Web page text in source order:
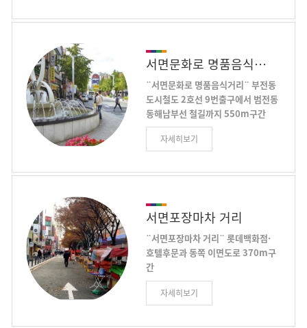
장했다. 특히 서면쪽의 분수대는 한쪽
전시나 공연을 할 수 있는 광장형 휴
식공간으로 바꾸어 시민들의 휴식과
편의를 겸한 복합문화예술공간으로
거듭나고 있다.
쉽게 만날 수가 있어 이국적인 분위기
결한 후 양국간의 우호 증진을 위해
상해시에는 ‘부산거리’를 부산시에는
‘상해거리’를 조성키로 합의하게 되었
다. 교류 기념으로 중국에서 제작해
세운 상해거리의 상징, 상해문에는 용
문양과 십이간지, 그리고 상해시를 상
징하는 꽃 난초가 새겨져 있어그 의미
분위기는 영화에서도 찾아볼 수 있다.
15년 간 먹은 유일한 음식인 군만두를
찾아 다니는 장면 등이 이곳에서 촬영
된 것이다. 지난 2004년 부터는 매년
이웃나라 중국의 풍물을 엿볼 수 있는
상해거리 축제를 성대히 개최하고 있
다
서면문화로 명품음식거리
¨서면문화로 명품음식거리¨ 부전동
도시철도 2호선 9번출구에서 범전동
동해남부선 철길까지 550m구간
서면 대표번화가인 부전동 도시철도
2호선 9번출구에서 범전동 동해남부
흐르는 문화와 예술테마거리를 조성
서면문화로에는 1967년에 개점한 노
포(老鋪)인 영광도서와 소민아트센터
등 서면의 문화예술 향연을 맘끽할 수
있는 곳이다 또한 이곳에는 부산을 대
표하는 생선횟집 10여곳과 50년이상
된 한우고기의 맛과 역사를 자랑하는
불고기 전문 취급점, 삼계탕, 한정식,
자세히보기
서면포장마차 거리
¨서면포장마차 거리¨ 롯데백화점·
호텔후문과 동쪽 이면도로 370m구
간
롯데백화점·호텔후문과 동쪽 이면도
로 370m구간에 포장마차 50여개가
한 백열등이 반짝이는 주황빛 포장마
자세히보기